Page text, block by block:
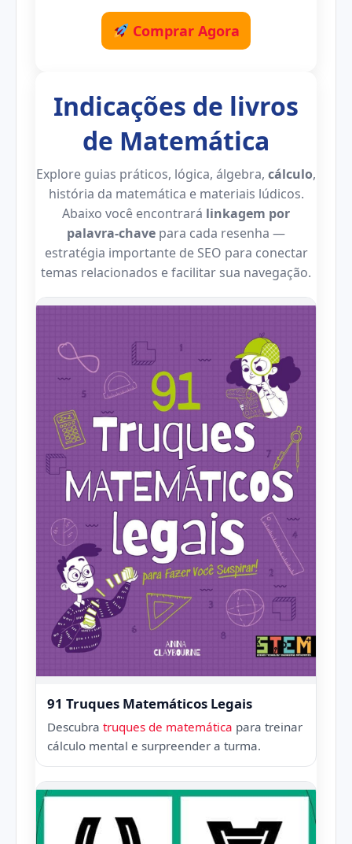
Comprar Agora
Indicações de livros
de Matemática
Explore guias práticos, lógica, álgebra, cálculo,
história da matemática e materiais lúdicos.
Abaixo você encontrará linkagem por
palavra-chave para cada resenha —
estratégia importante de SEO para conectar
temas relacionados e facilitar sua navegação.
91 Truques Matemáticos Legais
Descubra truques de matemática para treinar
cálculo mental e surpreender a turma.